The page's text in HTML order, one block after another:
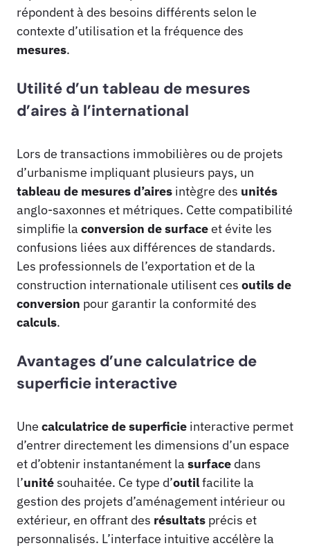
répondent à des besoins différents selon le
contexte d’utilisation et la fréquence des
mesures.
Utilité d’un tableau de mesures
d’aires à l’international
Lors de transactions immobilières ou de projets
d’urbanisme impliquant plusieurs pays, un
tableau de mesures d’aires intègre des unités
anglo-saxonnes et métriques. Cette compatibilité
simplifie la conversion de surfaceet évite les
confusions liées aux différences de standards.
Les professionnels de l’exportation et de la
construction internationale utilisent ces outils de
conversion pour garantir la conformité des
calculs.
Avantages d’une calculatrice de
superficie interactive
Une calculatrice de superficie interactive permet
d’entrer directement les dimensions d’un espace
et d’obtenir instantanément la surface dans
l’unitésouhaitée. Ce type d’outilfacilite la
gestion des projets d’aménagement intérieur ou
extérieur, en offrant des résultats précis et
personnalisés. L’interface intuitive accélère la